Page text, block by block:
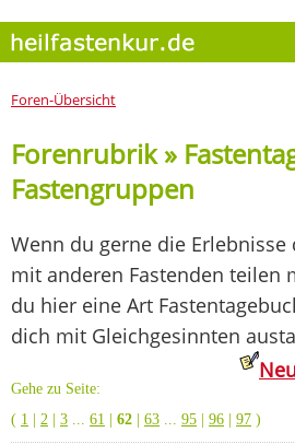
Foren-Übersicht
Forenrubrik »
Fastengruppen
Wenn du gerne die Erlebnisse
mit anderen Fastenden teilen
du hier eine Art
dich mit Gleichgesinnten
Gehe zu Seite:
( 1 2 3 61 62 63 95 96 97 )